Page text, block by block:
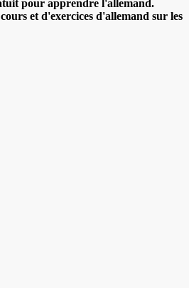
pour apprendre l'allemand.
et d'exercices d'allemand sur les